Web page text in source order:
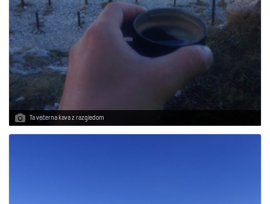
Ta večerna kava z razgledom